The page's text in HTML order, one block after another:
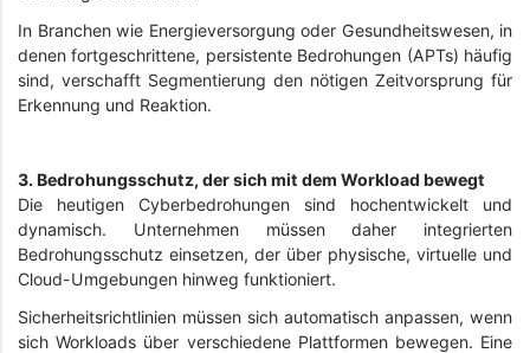
In Branchen wie Energieversorgung oder Gesundheitswesen, in
denen fortgeschrittene, persistente Bedrohungen (APTs) häufig
sind, verschafft Segmentierung den nötigen Zeitvorsprung für
Erkennung und Reaktion.
3. Bedrohungsschutz, der sich mit dem Workload bewegt
Die heutigen Cyberbedrohungen sind hochentwickelt und
dynamisch. Unternehmen müssen daher integrierten
Bedrohungsschutz einsetzen, der über physische, virtuelle und
Cloud-Umgebungen hinweg funktioniert.
Sicherheitsrichtlinien müssen sich automatisch anpassen, wenn
sich Workloads über verschiedene Plattformen bewegen. Eine